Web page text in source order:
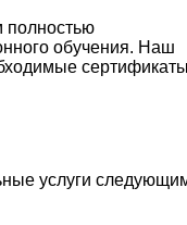
полностью
обучения. Наш
услуги